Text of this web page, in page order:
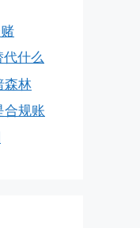
什么
森林
合规账